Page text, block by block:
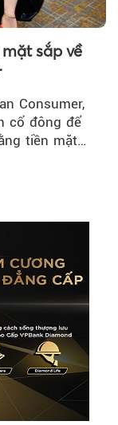
sắp về
Consumer,
cổ đông để
tiền mặt